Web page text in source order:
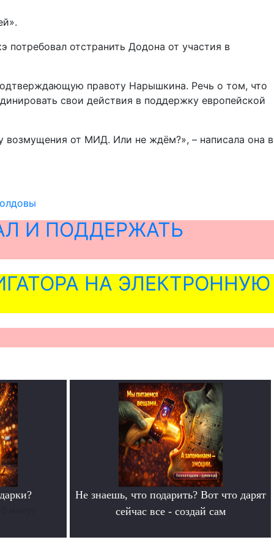
отстранить Додона от участия в
правоту Нарышкина. Речь о том, что
свои действия в поддержку европейской
возмущения от МИД. Или не ждём?», – написала она в
И ПОДДЕРЖАТЬ
НА ЭЛЕКТРОННУЮ
Не знаешь, что подарить? Вот что дарят
сейчас все - создай сам